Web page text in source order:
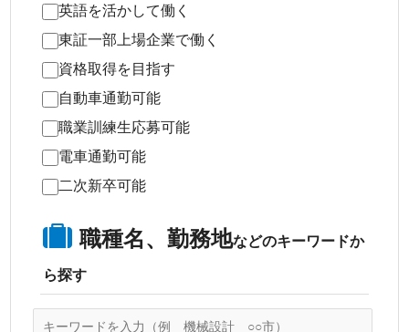
英語を活かして働く
東証一部上場企業で働く
資格取得を目指す
自動車通勤可能
職業訓練生応募可能
電車通勤可能
二次新卒可能
職種名、勤務地などのキーワードか
ら探す